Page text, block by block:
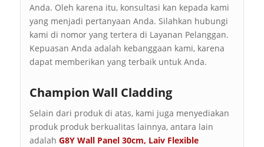
Anda. Oleh karena itu, konsultasi kan kepada kami
yang menjadi pertanyaan Anda. Silahkan hubungi
kami di nomor yang tertera di Layanan Pelanggan.
Kepuasan Anda adalah kebanggaan kami, karena
dapat memberikan yang terbaik untuk Anda.
Champion Wall Cladding
Selain dari produk di atas, kami juga menyediakan
produk produk berkualitas lainnya, antara lain
adalah G8Y Wall Panel 30cm, Laiv Flexible